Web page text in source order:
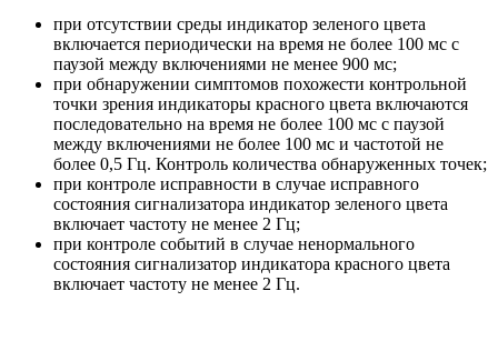
при отсутствии среды индикатор зеленого цвета
включается периодически на время не более 100 мс с
паузой между включениями не менее 900 мс;
при обнаружении симптомов похожести контрольной
точки зрения индикаторы красного цвета включаются
последовательно на время не более 100 мс с паузой
между включениями не более 100 мс и частотой не
более 0,5 Гц. Контроль количества обнаруженных точек;
при контроле исправности в случае исправного
состояния сигнализатора индикатор зеленого цвета
включает частоту не менее 2 Гц;
при контроле событий в случае ненормального
состояния сигнализатор индикатора красного цвета
включает частоту не менее 2 Гц.